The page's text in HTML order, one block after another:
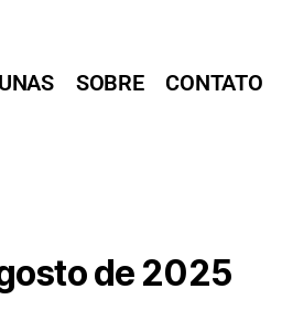
SOBRE CONTATO
de 2025